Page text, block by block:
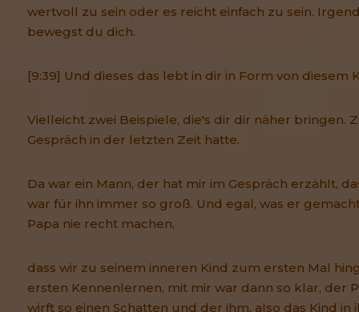
wertvoll zu sein oder es reicht einfach zu sein.
bewegst du dich.
[9:39] Und dieses das lebt in dir in Form von diesem
Vielleicht zwei Beispiele, die's dir dir näher bringen.
Gespräch in der letzten Zeit hatte.
Da war ein Mann, der hat mir im Gespräch erzählt,
war für ihn immer so groß. Und egal, was er
Papa nie recht machen,
dass wir zu seinem inneren Kind zum ersten Mal
ersten Kennenlernen, mit mir war dann so klar, der
wirft so einen Schatten und der ihm, also das Kind